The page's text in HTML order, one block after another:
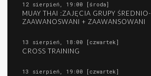
12 sierpień, 19:00 [środa]
MUAY THAI :ZAJĘCIA GRUPY ŚREDNIO-
ZAAWANOSWANI + ZAAWANSOWANI
13 sierpień, 18:00 [czwartek]
CROSS TRAINING
13 sierpień, 19:00 [czwartek]